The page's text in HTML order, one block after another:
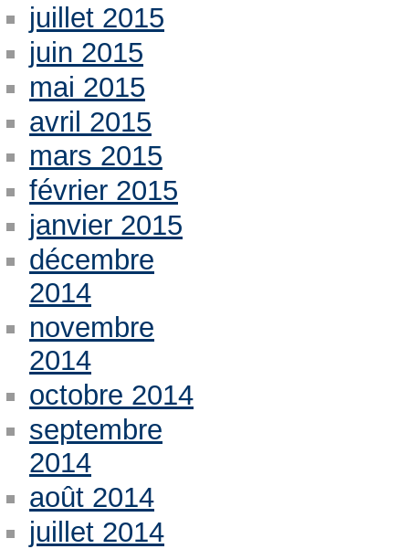
juillet 2015
juin 2015
mai 2015
avril 2015
mars 2015
février 2015
janvier 2015
décembre
2014
novembre
2014
octobre 2014
septembre
2014
août 2014
juillet 2014